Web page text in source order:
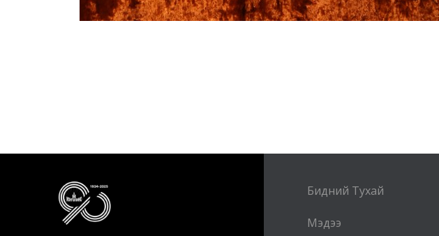
Бидний Тухай
Мэдээ